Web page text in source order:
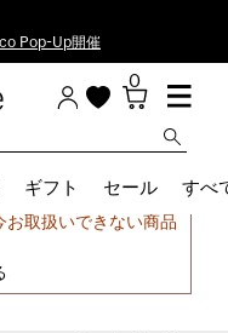
Pop-Up開催
0
ギフト セール すべ
。
お取扱いできない商品